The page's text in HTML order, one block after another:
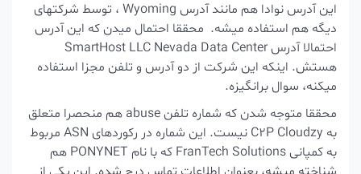
این آدرس نوادا هم مانند آدرس Wyoming ، توسط شرکتهای
دیگه هم استفاده میشه. محققا احتمال میدن که این آدرس
احتمالا آدرس SmartHost LLC Nevada Data Center
هستش. اینکه این شرکت از دو آدرس و تلفن مجزا استفاده
میکنه، سوال برانگیزه.
محققا متوجه شدن که شماره تلفن abuse هم منحصرا متعلق
به C2P Cloudzy نیست. این شماره در رکوردهای ASN مربوط
به کمپانی FranTech Solutions که با نام PONYNET هم